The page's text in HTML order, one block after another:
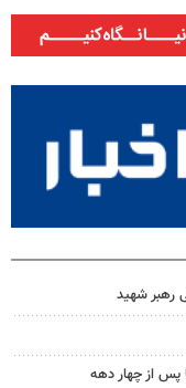
رهبر شهید
پس از چهار دهه